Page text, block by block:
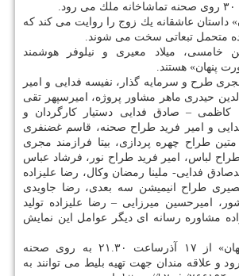
داستان عاشقانه یك زوج را روایت می كند كه
متحمل تبعاتی سخت می شوند.
خامسی، میلاد معیری و نیلوفر هوشمند
پنهان» هستند.
طرح و سرمایه گذار، نفیسه فدایی و امیر
حیدری ماهر مشاور پروژه، امیرسپهر تقی
كاظمی – صادق فدایی دستیار كارگردان و
و امیر فرید طراح صحنه، قاسم غضنفری
طراح چهره پردازی، بیتا فرازمند مجری
لباس، امیر فرید طراح نور، فرشاد عباس
فدایی- ملینا رمضان وكال، رضا علیزاده
طراح انیمیشن سه بعدی، رضا جاویدی
امیرحسین میرزایی – رضا علیزاده تولید
مشاوره رسانه ای دیگر عوامل این نمایش
نمایش « صورت پنهان» از ۱۷ آذرساعت ۲۱.۳۰ به روی صحنه
و علاقه مندان جهت تهیه بلیط می توانند به